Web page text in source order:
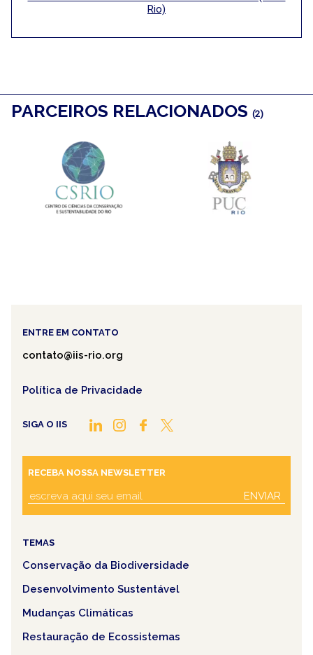
Rio)
PARCEIROS RELACIONADOS (2)
ENTRE EM CONTATO
contato@iis-rio.org
Política de Privacidade
SIGA O IIS
RECEBA NOSSA NEWSLETTER
ENVIAR
TEMAS
Conservação da Biodiversidade
Desenvolvimento Sustentável
Mudanças Climáticas
Restauração de Ecossistemas